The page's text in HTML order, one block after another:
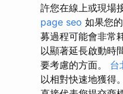
許您在線上或現場
page seo 如果您
募過程可能會非常
以顯著延長啟動時
要考慮的方面。 台
以相對快速地獲得。